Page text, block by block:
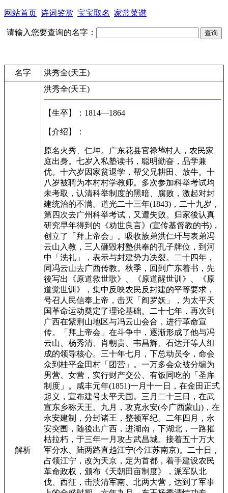
网站首页 诗词鉴赏 宝宝取名 家常菜谱
请输入您要查询的名字：
名字 洪秀全(天王)
解析
洪秀全(天王)
【生卒】：1814—1864
【介绍】：
原名火秀、仁坤。广东花县官禄
村人，农民家
庭出身。七岁入私塾读书，聪明勤奋，品学兼
优。十六岁因家贫退学，帮父兄耕田、放牛。十
八岁被聘为本村村学教师。多次参加科举考试均
未考取，认清科举制度的黑暗、腐败，激起对封
建统治的不满。道光二十三年(1843)，二十九岁，
第四次去广州科举考试，又遭失败。归家後认真
研究早年得到的《劝世良言》(宣传基督教的书)，
创立了「拜上帝会」。吸收族弟洪仁玕与表弟冯
云山入教，三人砸毁村塾供奉的孔子牌位，到河
中「洗礼」，表示与封建势力决裂。二十四年，
同冯云山去广西传教。秋季，回到广东着书，先
後写出《原道救世歌》、《原道醒世训》、《原
道觉世训》，集中反映农民反封建的平等要求，
号召人民信奉上帝，击灭「阎罗妖」，为太平天
国革命运动奠定了理论基础。二十七年，再次到
广西在紫荆山地区与冯云山会合，进行革命宣
传。「拜上帝会」在斗争中，逐渐形成了他与冯
云山、杨秀清、肖朝贵、韦昌辉、石达开等人组
成的领导核心。三十年七月，下总动员令，命会
众到桂平金田村「团营」。一万多会众被分编为
男营、女营，实行财产交公、有饭同吃的「圣库
制度」。咸丰元年(1851)一月十一日，在金田正式
起义，宣布建号太平天国。三月二十三日，在武
宣东乡称天王。九月，攻克永安(今广西蒙山)，在
永安建制，分封诸王，整顿军纪。二年四月，永
安突围，随後出广西，进湖南，下湖北，一路摧
枯拉朽，于三年一月攻占武昌城。接着五十万大
军分水、陆两路直趋江宁(今江苏南京)。二十日，
占领江宁，改为天京，定为首都，着手建设农民
革命政权，颁布《天朝田亩制度》，派军队北
伐、西征，击溃清军南、北两大营，达到了军事